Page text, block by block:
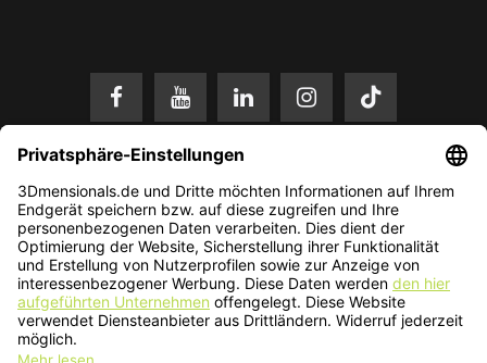
* Alle Preise in EUR inkl. gesetzl. Mehrwertsteuer zzgl. Versandkosten.
Änderungen und Irrtümer vorbehalten. Nur solange der Vorrat reicht.
© 2026 3Dmensionals / PONTIALIS GmbH & Co. KG - All Rights Reserved.​
Kundenbewertung